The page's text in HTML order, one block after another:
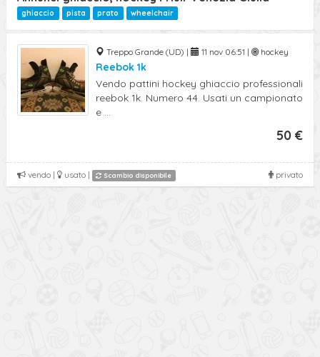
Ricerca Avanzata
ghiaccio pista prato wheelchair
Treppo Grande (UD) | 11 nov 06:51 | hockey
Reebok 1k
Vendo pattini hockey ghiaccio professionali
reebok 1k. Numero 44. Usati un campionato
e ...
50 €
privato
vendo | usato | Scambio disponibile